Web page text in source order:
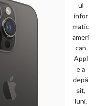
ul
infor
matic
ameri
can
Appl
e a
depă
șit,
luni,